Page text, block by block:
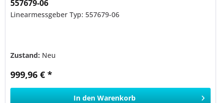
557679-06
Linearmessgeber Typ: 557679-06
Zustand: Neu
999,96 € *
In den Warenkorb